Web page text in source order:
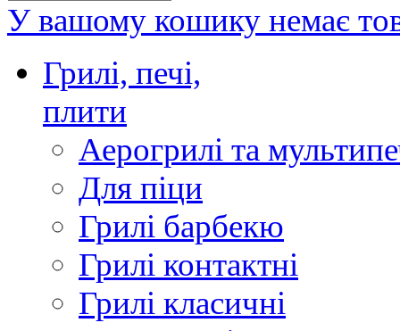
У вашому кошику немає
Грилі, печі,
плити
Аерогрилі та
Для піци
Грилі барбекю
Грилі контактні
Грилі класичні